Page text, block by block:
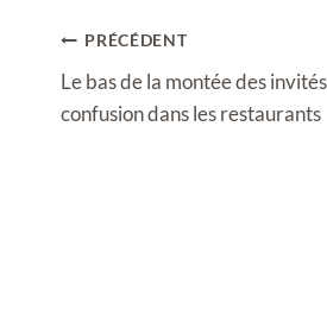
Navigation
de
l’article
PRÉCÉDENT
Le bas de la montée des
confusion dans les restaurants